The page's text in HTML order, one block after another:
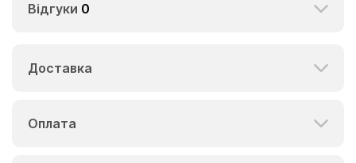
Відгуки 0
Доставка
Оплата